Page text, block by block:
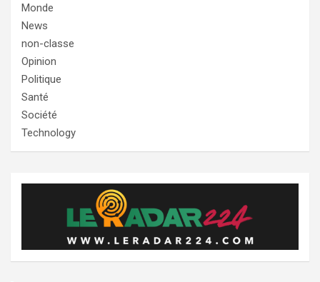
Monde
News
non-classe
Opinion
Politique
Santé
Société
Technology